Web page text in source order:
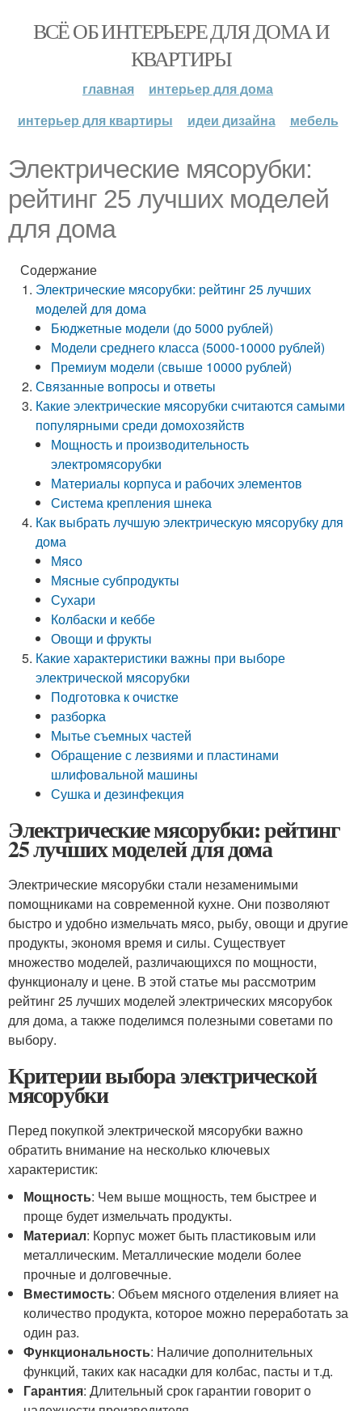
ВСЁ ОБ ИНТЕРЬЕРЕ ДЛЯ ДОМА И
КВАРТИРЫ
главная
интерьер для дома
интерьер для квартиры
идеи дизайна мебель
Электрические мясорубки:
рейтинг 25 лучших моделей
для дома
Содержание
Электрические мясорубки: рейтинг 25 лучших
моделей для дома
Бюджетные модели (до 5000 рублей)
Модели среднего класса (5000-10000 рублей)
Премиум модели (свыше 10000 рублей)
Связанные вопросы и ответы
Какие электрические мясорубки считаются самыми
популярными среди домохозяйств
Мощность и производительность
электромясорубки
Материалы корпуса и рабочих элементов
Система крепления шнека
Как выбрать лучшую электрическую мясорубку для
дома
Мясо
Мясные субпродукты
Сухари
Колбаски и кеббе
Овощи и фрукты
Какие характеристики важны при выборе
электрической мясорубки
Подготовка к очистке
разборка
Мытье съемных частей
Обращение с лезвиями и пластинами
шлифовальной машины
Сушка и дезинфекция
Электрические мясорубки: рейтинг
25 лучших моделей для дома
Электрические мясорубки стали незаменимыми
помощниками на современной кухне. Они позволяют
быстро и удобно измельчать мясо, рыбу, овощи и другие
продукты, экономя время и силы. Существует
множество моделей, различающихся по мощности,
функционалу и цене. В этой статье мы рассмотрим
рейтинг 25 лучших моделей электрических мясорубок
для дома, а также поделимся полезными советами по
выбору.
Критерии выбора электрической
мясорубки
Перед покупкой электрической мясорубки важно
обратить внимание на несколько ключевых
характеристик:
Мощность: Чем выше мощность, тем быстрее и
проще будет измельчать продукты.
Материал: Корпус может быть пластиковым или
металлическим. Металлические модели более
прочные и долговечные.
Вместимость: Объем мясного отделения влияет на
количество продукта, которое можно переработать за
один раз.
Функциональность: Наличие дополнительных
функций, таких как насадки для колбас, пасты и т.д.
Гарантия: Длительный срок гарантии говорит о